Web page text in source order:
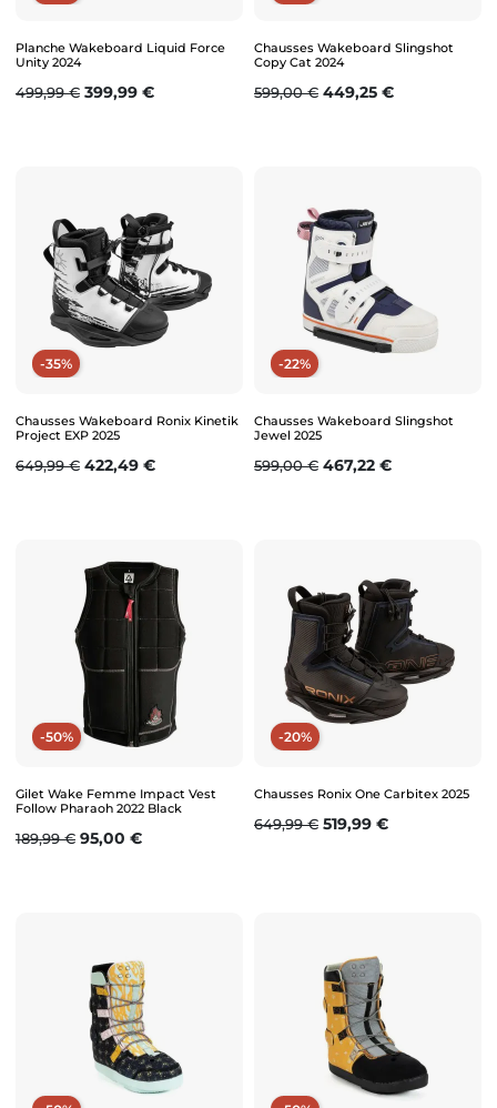
Planche Wakeboard Liquid Force
Unity 2024
Prix de base
499,99 € Prix
399,99 €
Chausses Wakeboard Slingshot
Copy Cat 2024
Prix de base
599,00 € Prix
449,25 €
-35%
Chausses Wakeboard Ronix Kinetik
Project EXP 2025
Prix de base
649,99 € Prix
422,49 €
-22%
Chausses Wakeboard Slingshot
Jewel 2025
Prix de base
599,00 € Prix
467,22 €
-50%
Gilet Wake Femme Impact Vest
Follow Pharaoh 2022 Black
Prix de base
189,99 € Prix
95,00 €
-20%
Chausses Ronix One Carbitex 2025
Prix de base
649,99 € Prix
519,99 €